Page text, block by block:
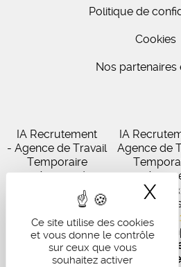
Ce site utilise des cookies
et vous donne le contrôle
sur ceux que vous
souhaitez activer
X
Politique de
Cookies
Nos partenaires
IA Recrutement
- Agence de Travail
Temporaire
27 Avenue de
Virecourt, 33370
Artigues-près-
Bordeaux
05 56 67 48 57
Offres d'emploi -
Recrutement -
IA
Agence de
102
Médoc,
05 56 45
Offres